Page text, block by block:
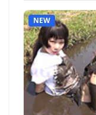
NEW